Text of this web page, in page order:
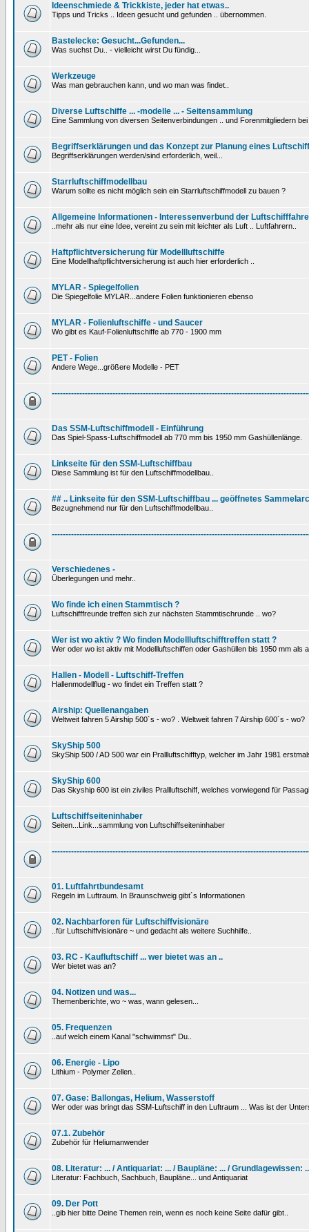
Ideenschmiede & Trickkiste, jeder hat etwas..
Tipps und Tricks .. Ideen gesucht und gefunden .. übernommen.
Bastelecke: Gesucht...Gefunden...
Was suchst Du.. - vielleicht wirst Du fündig...
Werkzeuge
Was man gebrauchen kann, und wo man was findet..
Diverse Luftschiffe ... -modelle ... - Seitensammlung
Eine Sammlung von diversen Seitenverbindungen .. und Forenmitgliedern
Begriffserklärungen und das Konzept zur Planung eines
Begriffserklärungen werden/sind erforderlich, weil...
Starrluftschiffmodellbau
Warum sollte es nicht möglich sein ein Starrluftschiffmodell zu bauen ?
Allgemeine Informationen - Interessenverbund der
..mehr als nur eine Idee, vereint zu sein mit leichter als Luft .. Luftfahrern..
Haftpflichtversicherung für Modellluftschiffe
Eine Modellhaftpflichtversicherung ist auch hier erforderlich ..
MYLAR - Spiegelfolien
Die Spiegelfolie MYLAR...andere Folien funktionieren ebenso
MYLAR - Folienluftschiffe - und Saucer
Wo gibt es Kauf-Folienluftschiffe ab 770 - 1900 mm
PET - Folien
Andere Wege...größere Modelle - PET
Das SSM-Luftschiffmodell - Einführung
Das Spiel-Spass-Luftschiffmodell ab 770 mm bis 1950 mm Gashüllenlänge.
Linkseite für den SSM-Luftschiffbau
Diese Sammlung ist für den Luftschiffmodellbau..
## .. Linkseite für den SSM-Luftschiffbau ... geöffnetes
Bezugnehmend nur für den Luftschiffmodellbau..
Verschiedenes -
Überlegungen und mehr..
Wo finde ich einen Stammtisch ?
Luftschifffreunde treffen sich zur nächsten Stammtischrunde .. wo?
Wer ist wo aktiv ? Wo finden Modellluftschifftreffen statt ?
Wer oder wo ist aktiv mit Modellluftschiffen oder Gashüllen bis 1950 mm als
Hallen - Modell - Luftschiff-Treffen
Hallenmodellflug - wo findet ein Treffen statt ?
Airship: Quellenangaben
Weltweit fahren 5 Airship 500´s - wo? . Weltweit fahren 7 Airship 600´s - wo?
SkyShip 500
SkyShip 500 / AD 500 war ein Prallluftschifftyp, welcher im Jahr 1981
SkyShip 600
Das Skyship 600 ist ein ziviles Prallluftschiff, welches vorwiegend für
Luftschiffseiteninhaber
Seiten...Link...sammlung von Luftschiffseiteninhaber
01. Luftfahrtbundesamt
Regeln im Luftraum. In Braunschweig gibt´s Informationen
02. Nachbarforen für Luftschiffvisionäre
..für Luftschiffvisionäre ~ und gedacht als weitere Suchhilfe..
03. RC - Kaufluftschiff ... wer bietet was an ..
Wer bietet was an?
04. Notizen und was...
Themenberichte, wo ~ was, wann gelesen...
05. Frequenzen
..auf welch einem Kanal "schwimmst" Du..
06. Energie - Lipo
Lithium - Polymer Zellen..
07. Gase: Ballongas, Helium, Wasserstoff
Wer oder was bringt das SSM-Luftschiff in den Luftraum ... Was ist der
07.1. Zubehör
Zubehör für Heliumanwender
08. Literatur: ... / Antiquariat: ... / Baupläne: ... / Grundlagewissen:
Literatur: Fachbuch, Sachbuch, Baupläne... und Antiquariat
09. Der Pott
..gib hier bitte Deine Themen rein, wenn es noch keine Seite dafür gibt..